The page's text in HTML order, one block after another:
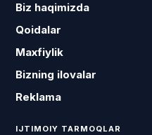
Biz haqimizda
Qoidalar
Maxfiylik
Bizning ilovalar
Reklama
IJTIMOIY TARMOQLAR